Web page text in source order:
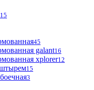
15
45
galant16
xplorer12
15
3